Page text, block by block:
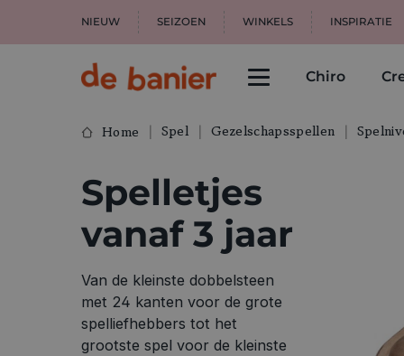
NIEUW SEIZOEN WINKELS INSPIRATIE
Chiro
Home Spel Gezelschapsspellen
Spelletjes
vanaf 3 jaar
Van de kleinste dobbelsteen
met 24 kanten voor de grote
spelliefhebbers tot het
grootste spel voor de kleinste